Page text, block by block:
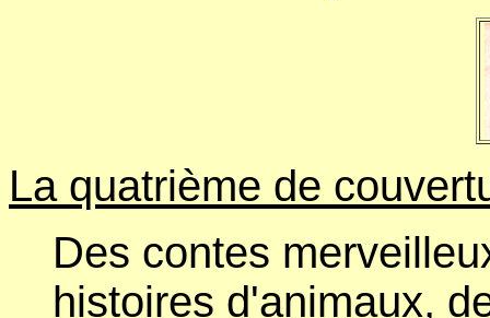
La quatrième de
Des contes
histoires d'animaux,